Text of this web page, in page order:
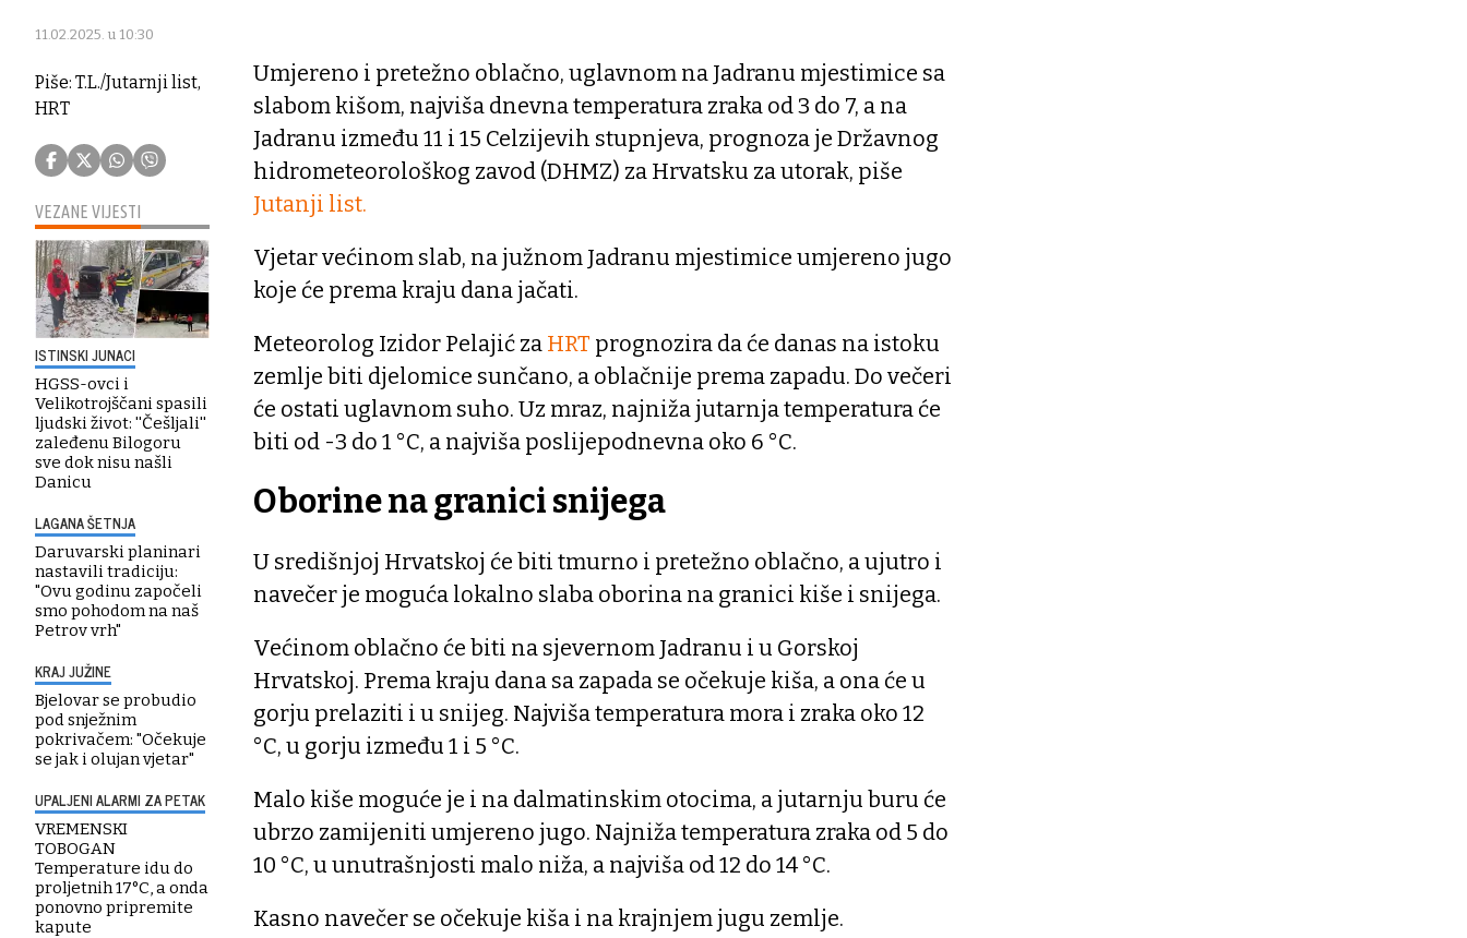
11.02.2025. u 10:30
Piše: T.L./Jutarnji list,
HRT
VEZANE VIJESTI
ISTINSKI JUNACI
HGSS-ovci i
Velikotrojščani spasili
ljudski život: ''Češljali''
zaleđenu Bilogoru
sve dok nisu našli
Danicu
LAGANA ŠETNJA
Daruvarski planinari
nastavili tradiciju:
"Ovu godinu započeli
smo pohodom na naš
Petrov vrh"
KRAJ JUŽINE
Bjelovar se probudio
pod snježnim
pokrivačem: "Očekuje
se jak i olujan vjetar"
UPALJENI ALARMI ZA PETAK
VREMENSKI
TOBOGAN
Temperature idu do
proljetnih 17°C, a onda
ponovno pripremite
kapute
Umjereno i pretežno oblačno, uglavnom na Jadranu mjestimice sa
slabom kišom, najviša dnevna temperatura zraka od 3 do 7, a na
Jadranu između 11 i 15 Celzijevih stupnjeva, prognoza je Državnog
hidrometeorološkog zavod (DHMZ) za Hrvatsku za utorak, piše
Jutanji list.
Vjetar većinom slab, na južnom Jadranu mjestimice umjereno jugo
koje će prema kraju dana jačati.
Meteorolog Izidor Pelajić za HRT prognozira da će danas na istoku
zemlje biti djelomice sunčano, a oblačnije prema zapadu. Do večeri
će ostati uglavnom suho. Uz mraz, najniža jutarnja temperatura će
biti od -3 do 1 °C, a najviša poslijepodnevna oko 6 °C.
Oborine na granici snijega
U središnjoj Hrvatskoj će biti tmurno i pretežno oblačno, a ujutro i
navečer je moguća lokalno slaba oborina na granici kiše i snijega.
Većinom oblačno će biti na sjevernom Jadranu i u Gorskoj
Hrvatskoj. Prema kraju dana sa zapada se očekuje kiša, a ona će u
gorju prelaziti i u snijeg. Najviša temperatura mora i zraka oko 12
°C, u gorju između 1 i 5 °C.
Malo kiše moguće je i na dalmatinskim otocima, a jutarnju buru će
ubrzo zamijeniti umjereno jugo. Najniža temperatura zraka od 5 do
10 °C, u unutrašnjosti malo niža, a najviša od 12 do 14 °C.
Kasno navečer se očekuje kiša i na krajnjem jugu zemlje.